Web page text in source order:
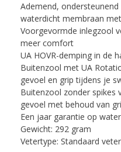
Ademend,
waterdicht membraan
Voorgevormde inlegzool
meer comfort
UA HOVR-demping in de
Buitenzool met UA
gevoel en grip tijdens je
Buitenzool zonder spikes
gevoel met behoud van
Een jaar garantie op
Gewicht: 292 gram
Vetertype: Standaard veter